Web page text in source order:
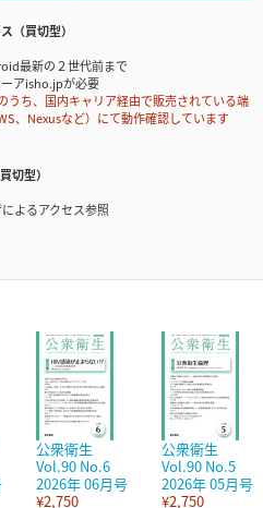
（買切型）
最新の２世代前まで
アisho.jpが必要
ち、国内キャリア経由で販売されている端
、Nexusなど）にて動作確認しています
切型）
よるアクセス参照
公衆衛生
Vol.90 No.6
2026年 06月号
¥2,750
公衆衛生
Vol.90 No.5
2026年 05月号
¥2,750